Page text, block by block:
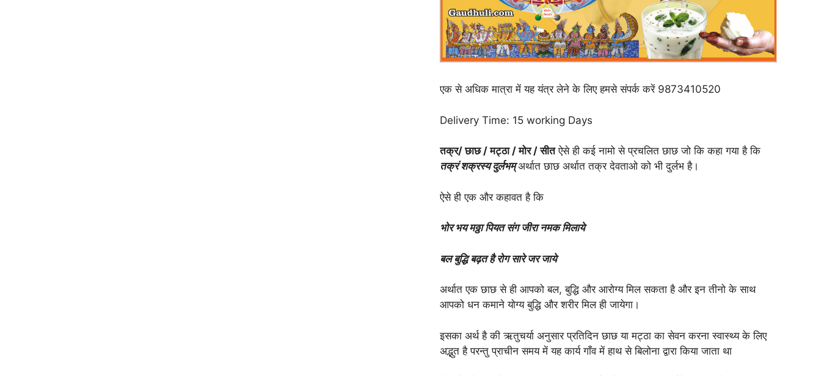
एक से अधिक मात्रा में यह यंत्र लेने के लिए हमसे संपर्क करें 9873410520
Delivery Time: 15 working Days
तक्र/ छाछ / मट्ठा / मोर / सीतऐसे ही कई नामो से प्रचलित छाछ जो कि कहा गया है कि
तक्रं शक्रस्य दुर्लभम्अर्थात छाछ अर्थात तक्र देवताओ को भी दुर्लभ है।
ऐसे ही एक और कहावत है कि
भोर भय मठ्ठा पियत संग जीरा नमक मिलाये
बल बुद्धि बढ़त है रोग सारे जर जाये
अर्थात एक छाछ से ही आपको बल, बुद्धि और आरोग्य मिल सकता है और इन तीनो के साथ
आपको धन कमाने योग्य बुद्धि और शरीर मिल ही जायेगा।
इसका अर्थ है की ऋतुचर्या अनुसार प्रतिदिन छाछ या मट्ठा का सेवन करना स्वास्थ्य के लिए
अद्भुत है परन्तु प्राचीन समय में यह कार्य गाँव में हाथ से बिलोना द्वारा किया जाता था